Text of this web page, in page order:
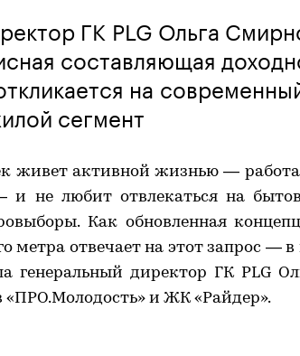
ГК PLG Ольга
составляющая
на
сегмент
живет активной жизнью —
и не любит отвлекаться на
Как обновленная
метра отвечает на этот запрос —
генеральный директор ГК PLG
«ПРО.Молодость» и ЖК «Райдер».